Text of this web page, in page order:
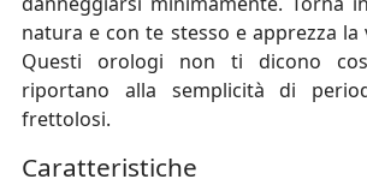
natura e con te stesso e apprezza
Questi orologi non ti dicono
riportano alla semplicità di
frettolosi.
Caratteristiche